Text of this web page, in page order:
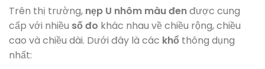
Trên thị trường, nẹp U nhôm màu đenđược cung
cấp với nhiều số đo khác nhau về chiều rộng, chiều
cao và chiều dài. Dưới đây là các khổ thông dụng
nhất: